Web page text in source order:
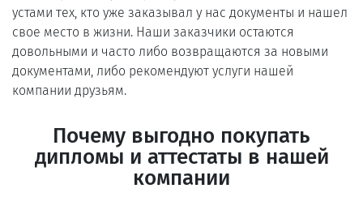
устами тех, кто уже заказывал у нас документы и нашел
свое место в жизни. Наши заказчики остаются
довольными и часто либо возвращаются за новыми
документами, либо рекомендуют услуги нашей
компании друзьям.
Почему выгодно покупать
дипломы и аттестаты в нашей
компании